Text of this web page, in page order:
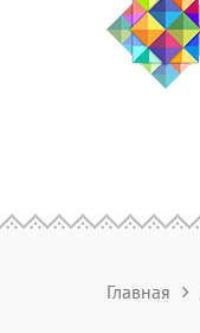
Главная